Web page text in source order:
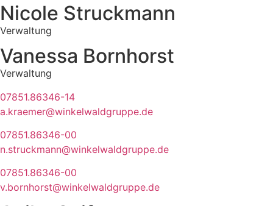
Nicole Struckmann
Verwaltung
Vanessa Bornhorst
Verwaltung
07851.86346-14
a.kraemer@winkelwaldgruppe.de
07851.86346-00
n.struckmann@winkelwaldgruppe.de
07851.86346-00
v.bornhorst@winkelwaldgruppe.de